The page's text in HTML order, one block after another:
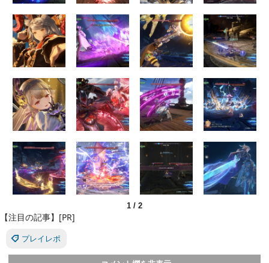
1 / 2
【注目の記事】[PR]
プレイレポ